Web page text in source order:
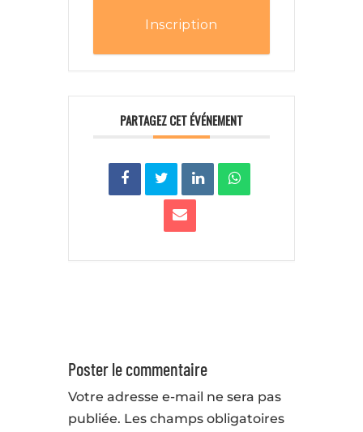
Inscription
PARTAGEZ CET ÉVÉNEMENT
Poster le commentaire
Votre adresse e-mail ne sera pas
publiée. Les champs obligatoires